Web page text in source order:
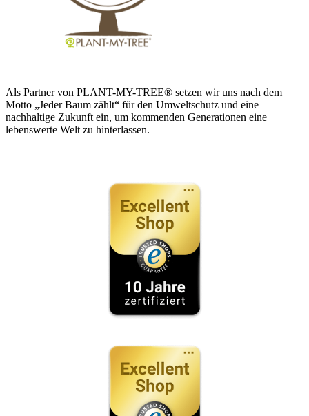
Als Partner von PLANT-MY-TREE® setzen wir uns nach dem
Motto „Jeder Baum zählt“ für den Umweltschutz und eine
nachhaltige Zukunft ein, um kommenden Generationen eine
lebenswerte Welt zu hinterlassen.